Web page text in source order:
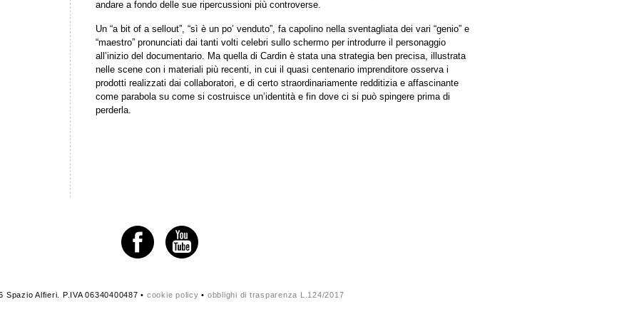
andare a fondo delle sue ripercussioni più controverse.
Un “a bit of a sellout”, “sì è un po’ venduto”, fa capolino nella sventagliata dei vari “genio” e
“maestro” pronunciati dai tanti volti celebri sullo schermo per introdurre il personaggio
all’inizio del documentario. Ma quella di Cardin è stata una strategia ben precisa, illustrata
nelle scene con i materiali più recenti, in cui il quasi centenario imprenditore osserva i
prodotti realizzati dai collaboratori, e di certo straordinariamente redditizia e affascinante
come parabola su come si costruisce un’identità e fin dove ci si può spingere prima di
perderla.
Spazio Alfieri. P.IVA 06340400487 • cookie policy • obblighi di trasparenza L.124/2017